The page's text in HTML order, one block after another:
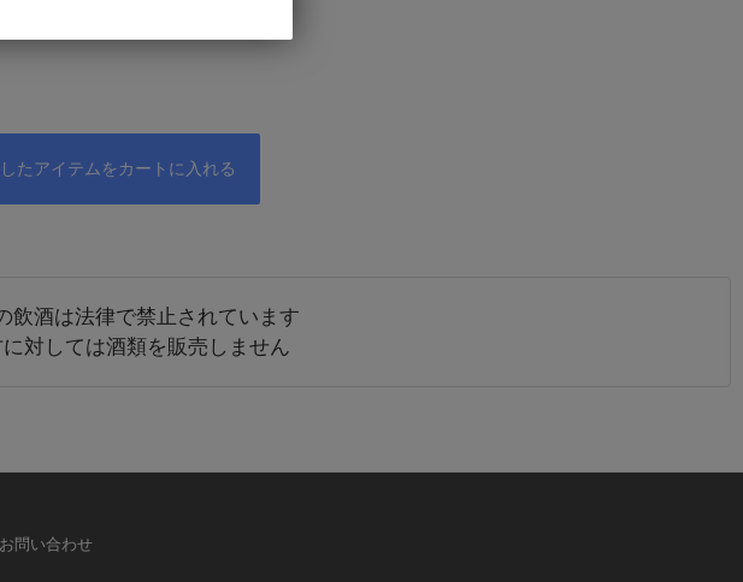
飲酒は法律で禁止されています
対しては酒類を販売しません
お問い合わせ